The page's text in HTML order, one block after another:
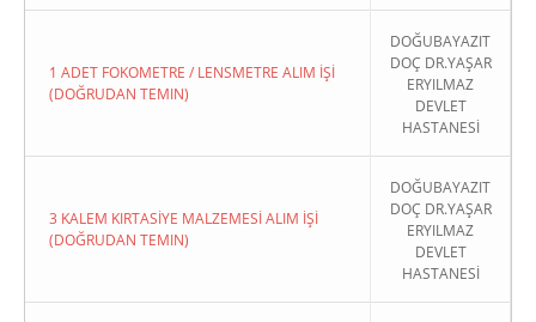
1 ADET FOKOMETRE / LENSMETRE ALIM İŞİ
(DOĞRUDAN TEMIN)
DOĞUBAYAZIT
DOÇ DR.YAŞAR
ERYILMAZ
DEVLET
HASTANESİ
3 KALEM KIRTASİYE MALZEMESİ ALIM İŞİ
(DOĞRUDAN TEMIN)
DOĞUBAYAZIT
DOÇ DR.YAŞAR
ERYILMAZ
DEVLET
HASTANESİ